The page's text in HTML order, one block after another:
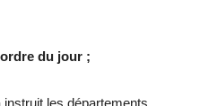
du jour ;
les départements